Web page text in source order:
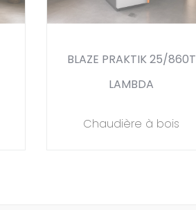
BLAZE PRAKTIK 25/860T
LAMBDA
Chaudière à bois